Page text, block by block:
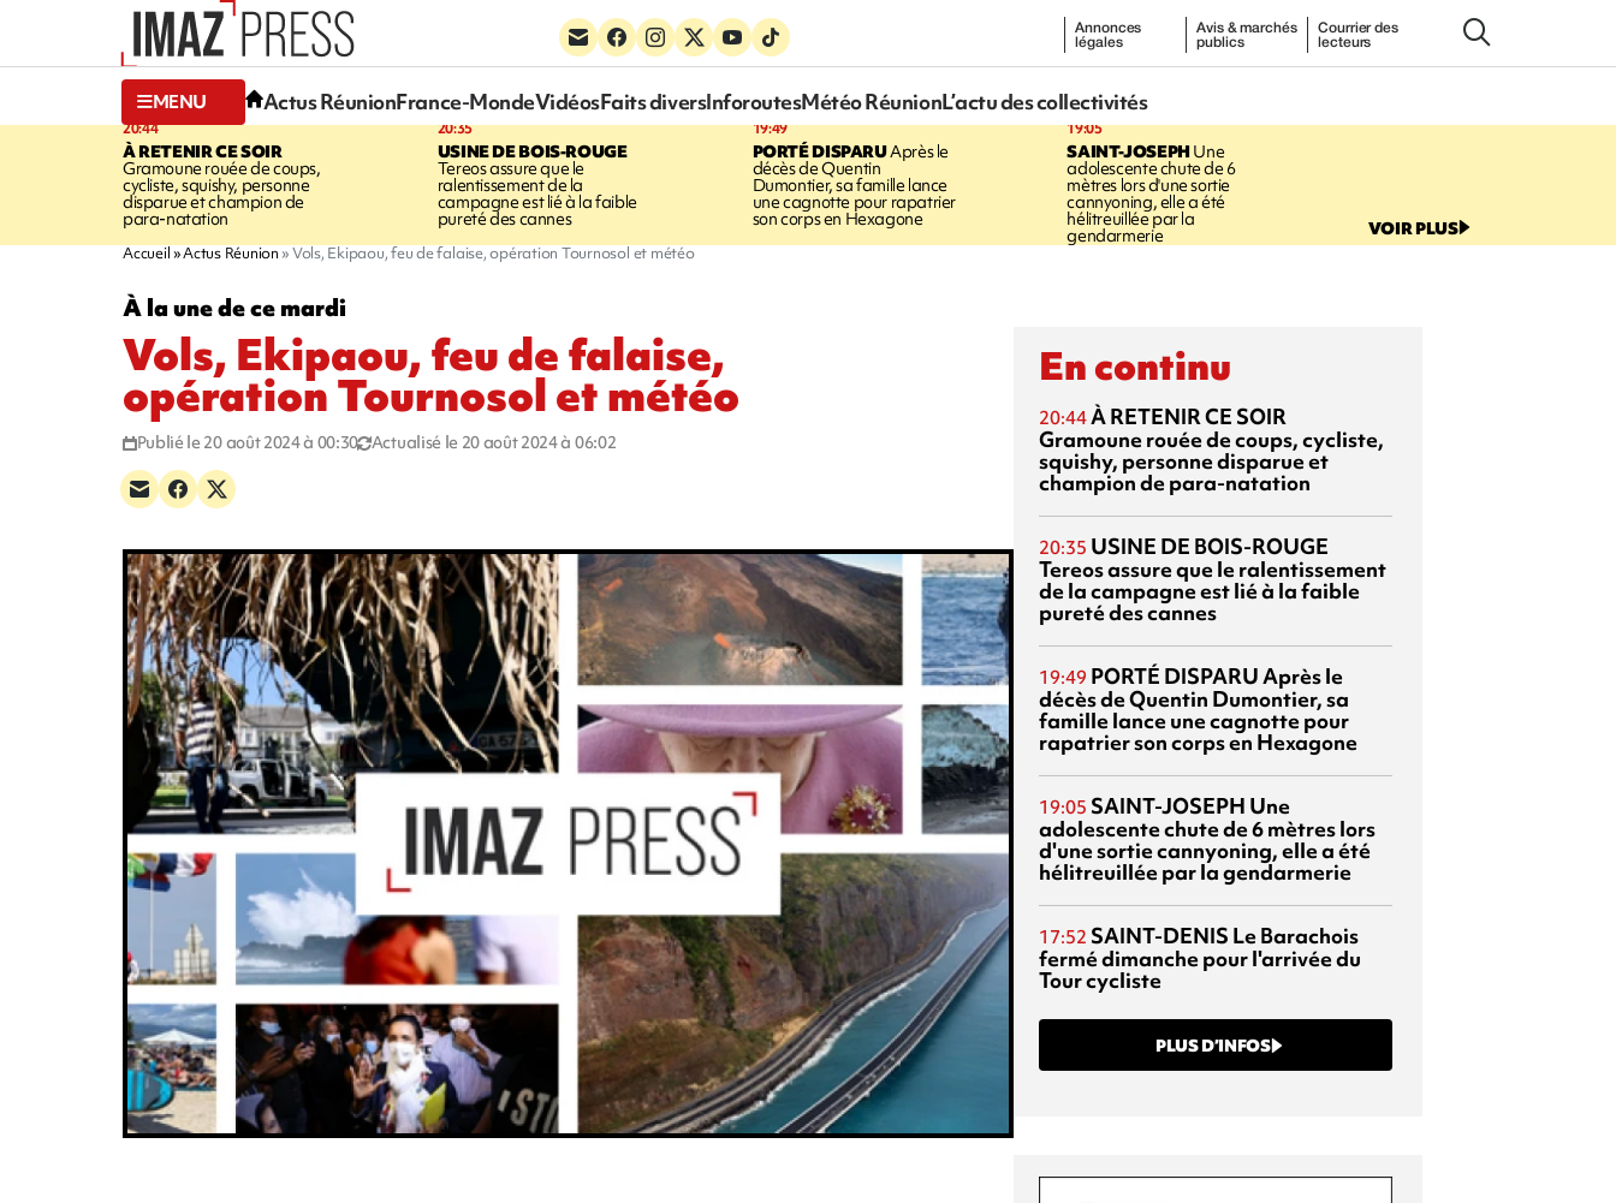
Annonces
légales
Avis & marchés
publics
Courrier des
lecteurs
MENU Actus RéunionFrance-MondeVidéosFaits diversInforoutesMétéo RéunionL’actu des collectivités
20:44
À RETENIR CE SOIR
Gramoune rouée de coups,
cycliste, squishy, personne
disparue et champion de
para-natation
20:35
USINE DE BOIS-ROUGE
Tereos assure que le
ralentissement de la
campagne est lié à la faible
pureté des cannes
19:49
PORTÉ DISPARUAprès le
décès de Quentin
Dumontier, sa famille lance
une cagnotte pour rapatrier
son corps en Hexagone
19:05
SAINT-JOSEPHUne
adolescente chute de 6
mètres lors d'une sortie
cannyoning, elle a été
hélitreuillée par la
gendarmerie VOIR PLUS
Accueil Actus Réunion Vols, Ekipaou, feu de falaise, opération Tournosol et météo
À la une de ce mardi
Vols, Ekipaou, feu de falaise,
opération Tournosol et météo
Publié le 20 août 2024 à 00:30 Actualisé le 20 août 2024 à 06:02
En continu
20:44À RETENIR CE SOIR
Gramoune rouée de coups, cycliste,
squishy, personne disparue et
champion de para-natation
20:35 USINE DE BOIS-ROUGE
Tereos assure que le ralentissement
de la campagne est lié à la faible
pureté des cannes
19:49 PORTÉ DISPARUAprès le
décès de Quentin Dumontier, sa
famille lance une cagnotte pour
rapatrier son corps en Hexagone
19:05 SAINT-JOSEPH Une
adolescente chute de 6 mètres lors
d'une sortie cannyoning, elle a été
hélitreuillée par la gendarmerie
17:52 SAINT-DENIS Le Barachois
fermé dimanche pour l'arrivée du
Tour cycliste
PLUS D’INFOS